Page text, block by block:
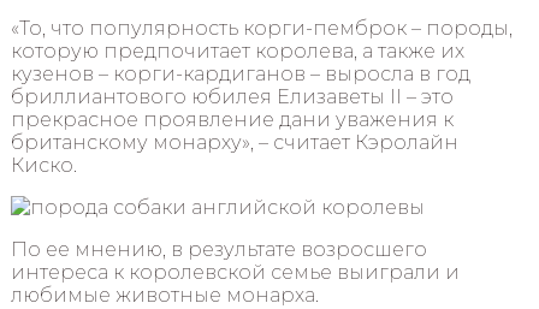
«То, что популярность корги-пемброк – породы,
которую предпочитает королева, а также их
кузенов – корги-кардиганов – выросла в год
бриллиантового юбилея Елизаветы II – это
прекрасное проявление дани уважения к
британскому монарху», – считает Кэролайн
Киско.
По ее мнению, в результате возросшего
интереса к королевской семье выиграли и
любимые животные монарха.